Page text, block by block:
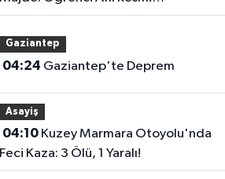
Yayımlandı!
Gaziantep
04:24 Gaziantep'te Deprem
Asayiş
04:10Kuzey Marmara Otoyolu'nda
Feci Kaza: 3 Ölü, 1 Yaralı!